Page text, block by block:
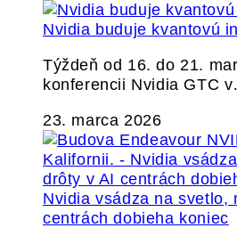
Nvidia buduje kvantovú
Týždeň od 16. do 21.
konferencii Nvidia GTC
23. marca 2026
Nvidia vsádza na svetlo,
centrách dobieha koniec